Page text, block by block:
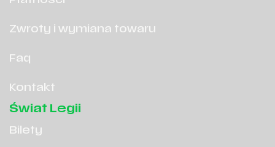
Zwroty i wymiana towaru
Faq
Kontakt
Świat Legii
Bilety